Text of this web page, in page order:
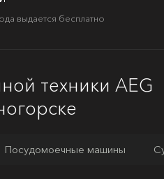
выдается бесплатно
техники AEG
Посудомоечные машины